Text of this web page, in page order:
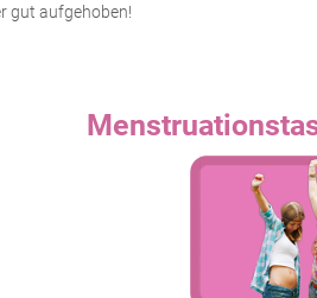
gut aufgehoben!